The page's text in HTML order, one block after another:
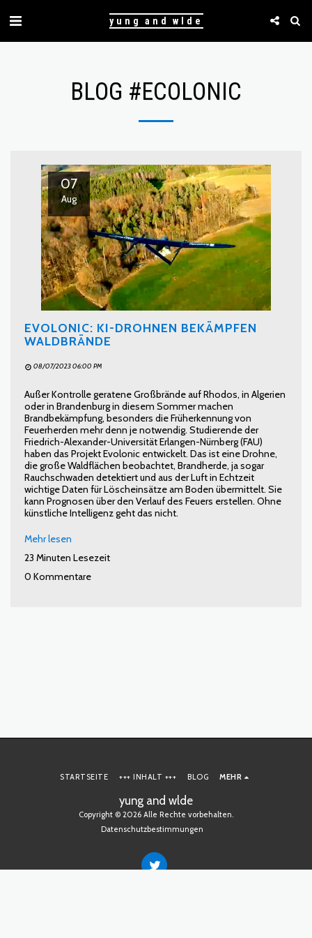
yung and wlde
BLOG #ECOLONIC
07
Aug
EVOLONIC: KI-DROHNEN BEKÄMPFEN
WALDBRÄNDE
08/07/2023 06:00 PM
Außer Kontrolle geratene Großbrände auf Rhodos, in Algerien
oder in Brandenburg in diesem Sommer machen
Brandbekämpfung, besonders die Früherkennung von
Feuerherden mehr denn je notwendig. Studierende der
Friedrich-Alexander-Universität Erlangen-Nürnberg (FAU)
haben das Projekt Evolonic entwickelt. Das ist eine Drohne,
die große Waldflächen beobachtet, Brandherde, ja sogar
Rauchschwaden detektiert und aus der Luft in Echtzeit
wichtige Daten für Löscheinsätze am Boden übermittelt. Sie
kann Prognosen über den Verlauf des Feuers erstellen. Ohne
künstliche Intelligenz geht das nicht.
Mehr lesen
23 Minuten Lesezeit
0 Kommentare
yung and wlde
Copyright © 2026 Alle Rechte vorbehalten.
Datenschutzbestimmungen
STARTSEITE +++ INHALT +++ BLOG MEHR